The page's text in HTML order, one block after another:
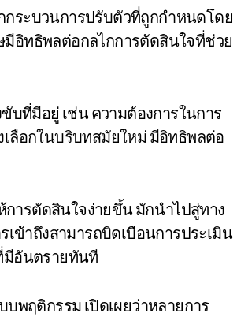
ระบวนการปรับตัวที่ถูกกำหนดโดย
อิทธิพลต่อกลไกการตัดสินใจที่ช่วย
ที่มีอยู่ เช่น ความต้องการในการ
ลือกในบริบทสมัยใหม่ มีอิทธิพลต่อ
ารตัดสินใจง่ายขึ้น มักนำไปสู่ทาง
ข้าถึงสามารถบิดเบือนการประเมิน
มีอันตรายทันที
พฤติกรรม เปิดเผยว่าหลายการ